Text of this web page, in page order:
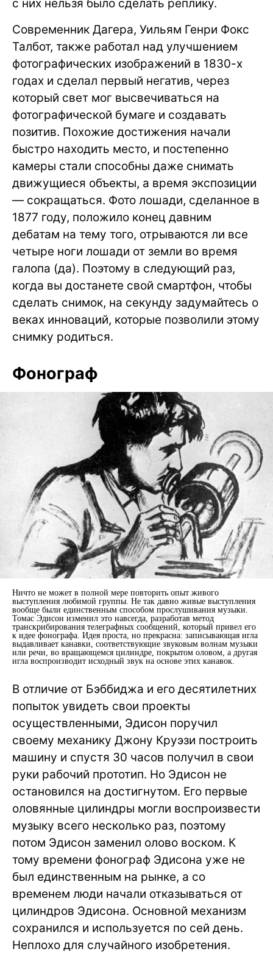
с них нельзя было сделать реплику.
Современник Дагера, Уильям Генри Фокс
Талбот, также работал над улучшением
фотографических изображений в 1830-х
годах и сделал первый негатив, через
который свет мог высвечиваться на
фотографической бумаге и создавать
позитив. Похожие достижения начали
быстро находить место, и постепенно
камеры стали способны даже снимать
движущиеся объекты, а время экспозиции
— сокращаться. Фото лошади, сделанное в
1877 году, положило конец давним
дебатам на тему того, отрываются ли все
четыре ноги лошади от земли во время
галопа (да). Поэтому в следующий раз,
когда вы достанете свой смартфон, чтобы
сделать снимок, на секунду задумайтесь о
веках инноваций, которые позволили этому
снимку родиться.
Фонограф
Ничто не может в полной мере повторить опыт живого
выступления любимой группы. Не так давно живые выступления
вообще были единственным способом прослушивания музыки.
Томас Эдисон изменил это навсегда, разработав метод
транскрибирования телеграфных сообщений, который привел его
к идее фонографа. Идея проста, но прекрасна: записывающая игла
выдавливает канавки, соответствующие звуковым волнам музыки
или речи, во вращающемся цилиндре, покрытом оловом, а другая
игла воспроизводит исходный звук на основе этих канавок.
В отличие от Бэббиджа и его десятилетних
попыток увидеть свои проекты
осуществленными, Эдисон поручил
своему механику Джону Круэзи построить
машину и спустя 30 часов получил в свои
руки рабочий прототип. Но Эдисон не
остановился на достигнутом. Его первые
оловянные цилиндры могли воспроизвести
музыку всего несколько раз, поэтому
потом Эдисон заменил олово воском. К
тому времени фонограф Эдисона уже не
был единственным на рынке, а со
временем люди начали отказываться от
цилиндров Эдисона. Основной механизм
сохранился и используется по сей день.
Неплохо для случайного изобретения.